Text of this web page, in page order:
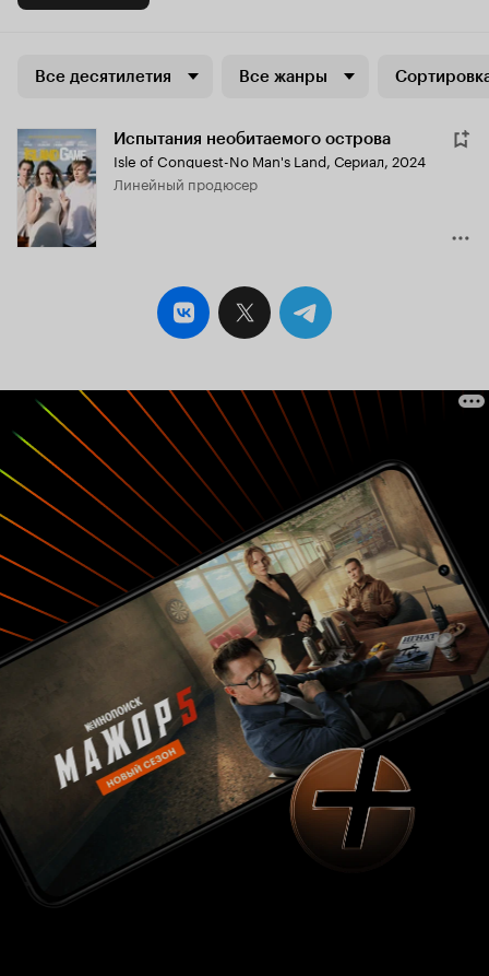
Все десятилетия Все жанры
Испытания необитаемого острова
Isle of Conquest-No Man's Land, Сериал, 2024
линейный продюсер